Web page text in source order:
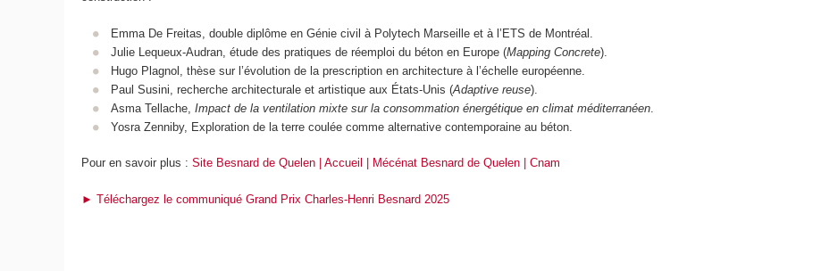
Emma De Freitas, double diplôme en Génie civil à Polytech Marseille et à l’ETS de Montréal.
Julie Lequeux-Audran, étude des pratiques de réemploi du béton en Europe (Mapping Concrete).
Hugo Plagnol, thèse sur l’évolution de la prescription en architecture à l’échelle européenne.
Paul Susini, recherche architecturale et artistique aux États-Unis (Adaptive reuse).
Asma Tellache, Impact de la ventilation mixte sur la consommation énergétique en climat méditerranéen.
Yosra Zenniby, Exploration de la terre coulée comme alternative contemporaine au béton.
Pour en savoir plus :Site Besnard de Quelen | Accueil | Mécénat Besnard de Quelen | Cnam
► Téléchargez le communiqué Grand Prix Charles-Henri Besnard 2025